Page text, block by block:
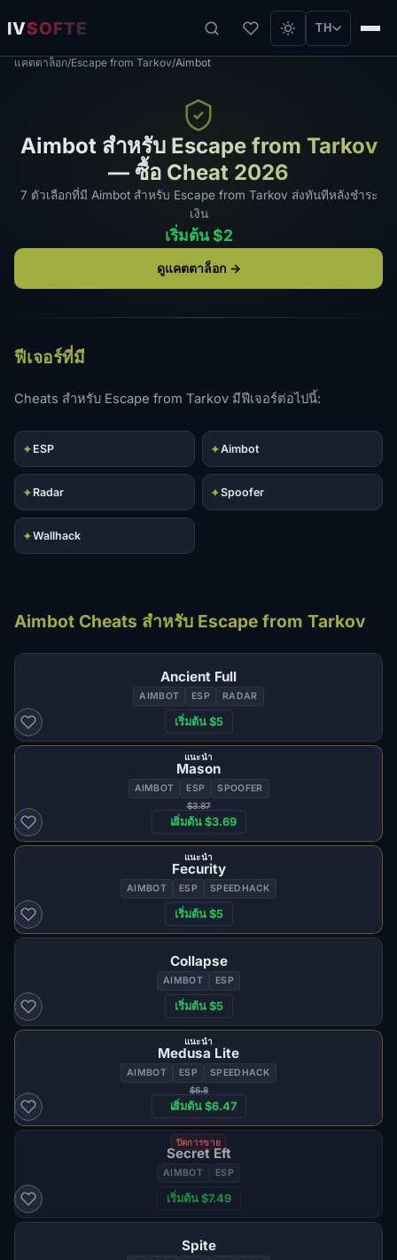
IVSOFTE TH
แคตตาล็อก/Escape from Tarkov/Aimbot
Aimbot สำหรับ Escape from Tarkov
— ซื้อ Cheat 2026
7 ตัวเลือกที่มี Aimbot สำหรับ Escape from Tarkov ส่งทันทีหลังชำระ
เงิน
เริ่มต้น $2
ดูแคตตาล็อก →
ฟีเจอร์ที่มี
Cheats สำหรับ Escape from Tarkov มีฟีเจอร์ต่อไปนี้:
✦ ESP ✦Aimbot
✦ Radar ✦Spoofer
✦Wallhack
Aimbot Cheats สำหรับ Escape from Tarkov
Ancient Full
AIMBOT ESP RADAR
เริ่มต้น $5
แนะนำ
Mason
AIMBOT ESP SPOOFER
$3.87
เริ่มต้น $3.69
แนะนำ
Fecurity
AIMBOT ESP SPEEDHACK
เริ่มต้น $5
Collapse
AIMBOT ESP
เริ่มต้น $5
แนะนำ
Medusa Lite
AIMBOT ESP SPEEDHACK
$6.8
เริ่มต้น $6.47
ปิดการขาย
Secret Eft
AIMBOT ESP
เริ่มต้น $7.49
Spite